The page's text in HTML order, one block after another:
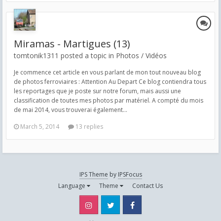
Miramas - Martigues (13)
tomtonik1311 posted a topic in Photos / Vidéos
Je commence cet article en vous parlant de mon tout nouveau blog
de photos ferroviaires : Attention Au Depart Ce blog contiendra tous
les reportages que je poste sur notre forum, mais aussi une
classification de toutes mes photos par matériel. A compté du mois
de mai 2014, vous trouverai également...
March 5, 2014
13 replies
IPS Theme by IPSFocus
Language
Theme Contact Us
Instagram Twitter